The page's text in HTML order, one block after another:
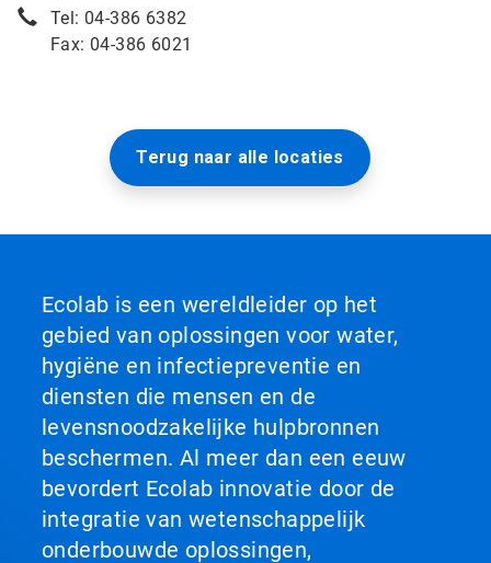
Tel: 04-386 6382
Fax: 04-386 6021
Terug naar alle locaties
Ecolab is een wereldleider op het
gebied van oplossingen voor water,
hygiëne en infectiepreventie en
diensten die mensen en de
levensnoodzakelijke hulpbronnen
beschermen. Al meer dan een eeuw
bevordert Ecolab innovatie door de
integratie van wetenschappelijk
onderbouwde oplossingen,